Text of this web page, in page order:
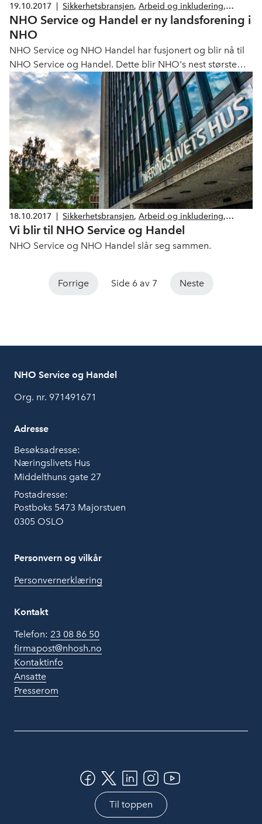
19.10.2017 Sikkerhetsbransjen, Arbeid og inkludering,
Bemanning og rekruttering, Drift og Service,
NHO Service og Handel er ny landsforening i
NHO
NHO Service og NHO Handel har fusjonert og blir nå til
NHO Service og Handel. Dette blir NHO's nest største
landsforening, med over 86 000 årsverk sysselsatt hos
medlemsbedriftene.
18.10.2017 Sikkerhetsbransjen, Arbeid og inkludering,
Bemanning og rekruttering,Drift og Service
Helse og velferd , Renhold
Vi blir til NHO Service og Handel
NHO Service og NHO Handel slår seg sammen.
Forrige Side 6 av 7 Neste
NHO Service og Handel
Org. nr. 971491671
Adresse
Besøksadresse:
Næringslivets Hus
Middelthuns gate 27
Postadresse:
Postboks 5473 Majorstuen
0305 OSLO
Personvern og vilkår
Personvernerklæring
Kontakt
Telefon: 23 08 86 50
firmapost@nhosh.no
Kontaktinfo
Ansatte
Presserom
Til toppen